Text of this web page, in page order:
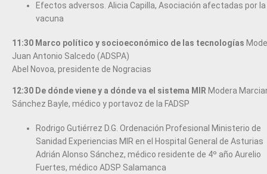
Efectos adversos. Alicia Capilla, Asociación afectadas por la
vacuna
11:30 Marco político y socioeconómico de las tecnologías
Juan Antonio Salcedo (ADSPA)
Abel Novoa, presidente de Nogracias
12:30 De dónde viene y a dónde va el sistema MIR Modera
Sánchez Bayle, médico y portavoz de la FADSP
Rodrigo Gutiérrez D.G. Ordenación Profesional Ministerio de
Sanidad Experiencias MIR en el Hospital General de Asturias
Adrián Alonso Sánchez, médico residente de 4º año Aurelio
Fuertes, médico ADSP Salamanca